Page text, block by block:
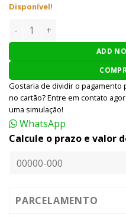
Disponível!
GEL /WAX ARCO AIRSOFT
ADD
Gostaria de dividir o pagamento
no cartão? Entre em contato
uma simulação!
WhatsApp
Calcule o prazo e valor
PARCELAMENTO